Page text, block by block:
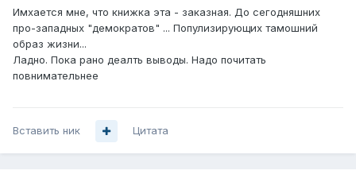
Имхается мне, что книжка эта - заказная. До сегодняшних
про-западных "демократов" ... Популизирующих тамошний
образ жизни...
Ладно. Пока рано деалть выводы. Надо почитать
повнимательнее
Вставить ник Цитата